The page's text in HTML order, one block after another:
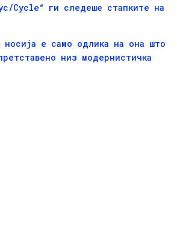
Cycle“ ги следеше стапките на
носија е само одлика на она што
низ модернистичка